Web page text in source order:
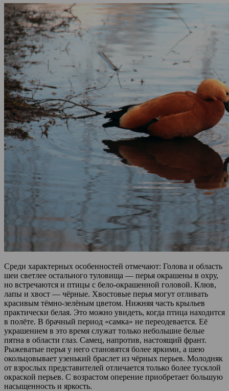
Среди характерных особенностей отмечают: Голова и область
шеи светлее остального туловища — перья окрашены в охру,
но встречаются и птицы с бело-окрашенной головой. Клюв,
лапы и хвост — чёрные. Хвостовые перья могут отливать
красивым тёмно-зелёным цветом. Нижняя часть крыльев
практически белая. Это можно увидеть, когда птица находится
в полёте. В брачный период «самка» не переодевается. Её
украшением в это время служат только небольшие белые
пятна в области глаз. Самец, напротив, настоящий франт.
Рыжеватые перья у него становятся более яркими, а шею
окольцовывает узенький браслет из чёрных перьев. Молодняк
от взрослых представителей отличается только более тусклой
окраской перьев. С возрастом оперение приобретает большую
насыщенность и яркость.